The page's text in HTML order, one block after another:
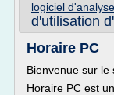
logiciel
d'utilisation
Horaire PC
Bienvenue sur le
Horaire PC est